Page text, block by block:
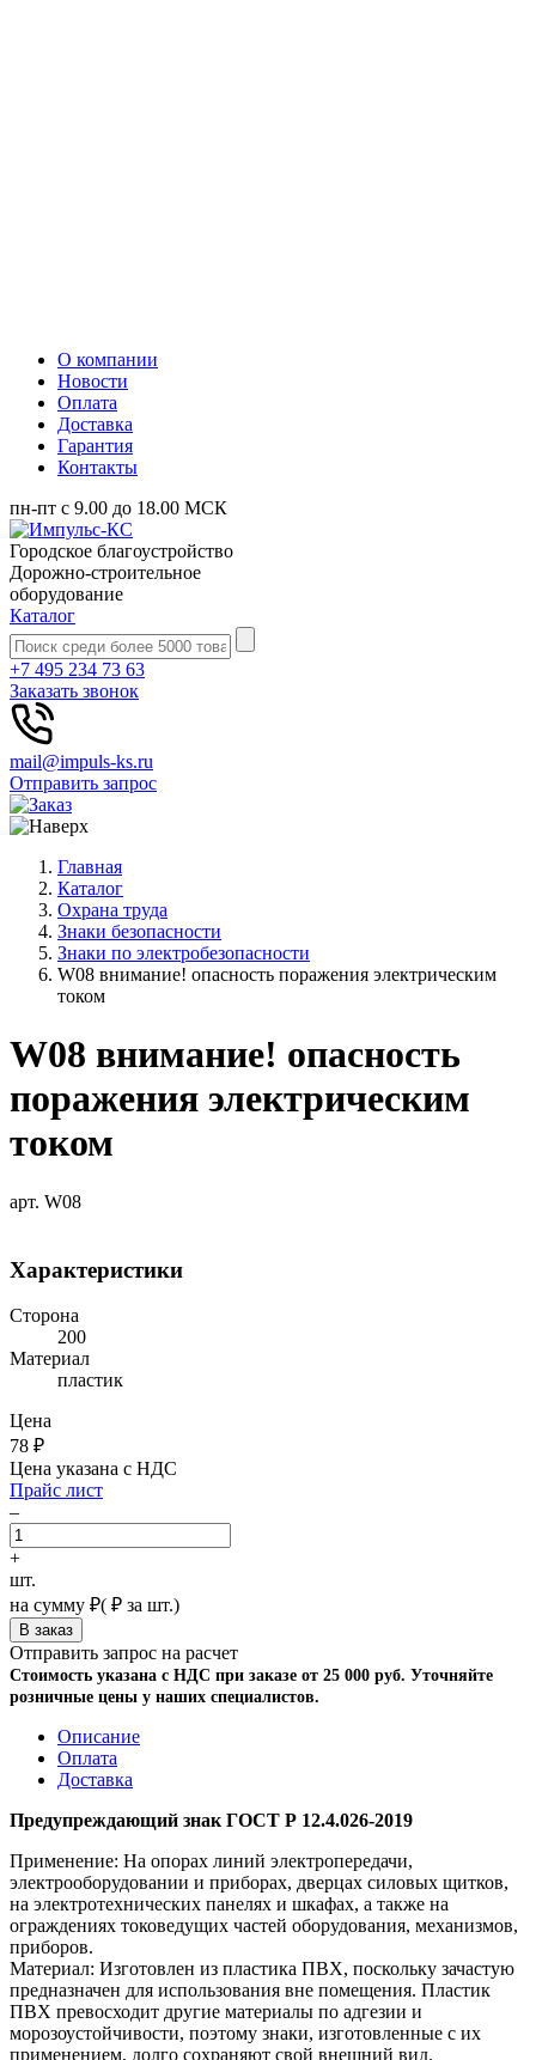
О компании
Новости
Оплата
Доставка
Гарантия
Контакты
пн-пт с 9.00 до 18.00 МСК
Городское благоустройство
Дорожно-строительное
оборудование
Каталог
+7 495 234 73 63
Заказать звонок
mail@impuls-ks.ru
Отправить запрос
Главная
Каталог
Охрана труда
Знаки безопасности
Знаки по электробезопасности
W08 внимание! опасность поражения электрическим
током
W08 внимание! опасность
поражения электрическим
током
арт. W08
Характеристики
Сторона
200
Материал
пластик
Цена
78 ₽
Цена указана с НДС
Прайс лист
–
+
шт.
на сумму ₽( ₽ за шт.)
Отправить запрос на расчет
Стоимость указана с НДС при заказе от 25 000 руб. Уточняйте
розничные цены у наших специалистов.
Описание
Оплата
Доставка
Предупреждающий знак ГОСТ Р 12.4.026-2019
Применение: На опорах линий электропередачи,
электрооборудовании и приборах, дверцах силовых щитков,
на электротехнических панелях и шкафах, а также на
ограждениях токоведущих частей оборудования, механизмов,
приборов.
Материал: Изготовлен из пластика ПВХ, поскольку зачастую
предназначен для использования вне помещения. Пластик
ПВХ превосходит другие материалы по адгезии и
морозоустойчивости, поэтому знаки, изготовленные с их
применением, долго сохраняют свой внешний вид.